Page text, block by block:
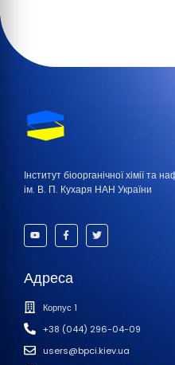
Інститут біоорганічної хімії та
ім. В. П. Кухаря НАН України
Адреса
Корпус 1
+38 (044) 296-04-09
users@bpci.kiev.ua